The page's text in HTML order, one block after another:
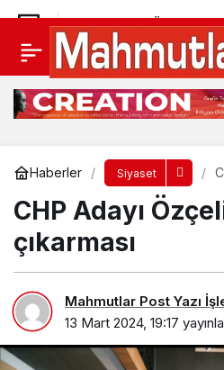
Haberler Siyaset
CHP Adayı
çıkarması
Mahmutlar Post Yazı
13 Mart 2024, 19:17
CHP Adayı
Yorum Yap